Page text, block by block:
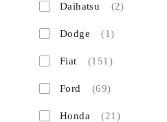
Daihatsu (2)
Dodge (1)
Fiat (151)
Ford (69)
Honda (21)